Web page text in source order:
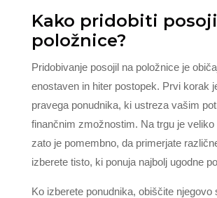
Kako pridobiti
položnice?
Pridobivanje posojil na položnice je
enostaven in hiter postopek. Prvi korak
pravega ponudnika, ki ustreza vašim
finančnim zmožnostim. Na trgu je veliko
zato je pomembno, da primerjate
izberete tisto, ki ponuja najbolj ugodne
Ko izberete ponudnika, obiščite njegovo